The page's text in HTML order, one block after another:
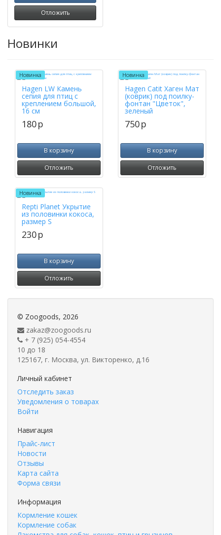
Отложить
Новинки
Новинка
Hagen LW Камень
сепия для птиц с
креплением большой,
16 см
180p
В корзину
Отложить
Новинка
Hagen Catit Хаген Мат
(коврик) под поилку-
фонтан "Цветок",
зеленый
750p
В корзину
Отложить
Новинка
Repti Planet Укрытие
из половинки кокоса,
размер S
230p
В корзину
Отложить
© Zoogoods, 2026
zakaz@zoogoods.ru
+ 7 (925) 054-4554
10 до 18
125167, г. Москва, ул. Викторенко, д.16
Личный кабинет
Отследить заказ
Уведомления о товарах
Войти
Навигация
Прайс-лист
Новости
Отзывы
Карта сайта
Форма связи
Информация
Кормление кошек
Кормление собак